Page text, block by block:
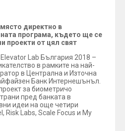
директно в
програма, където ще се
проекти от цял свят
Lab България 2018 –
в рамките на най-
в Централна и Източна
Банк Интернешънъл.
за биометричо
пред банката в
идеи на още четири
Risk Labs, Scale Focus и My